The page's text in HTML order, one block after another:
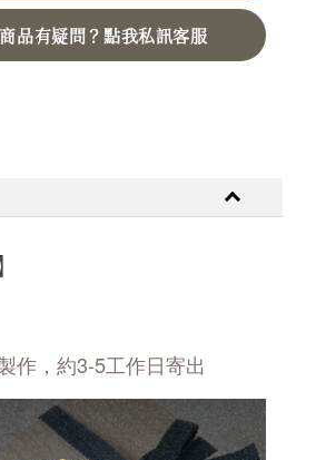
品有疑問？點我私訊客服
作，約3-5工作日寄出